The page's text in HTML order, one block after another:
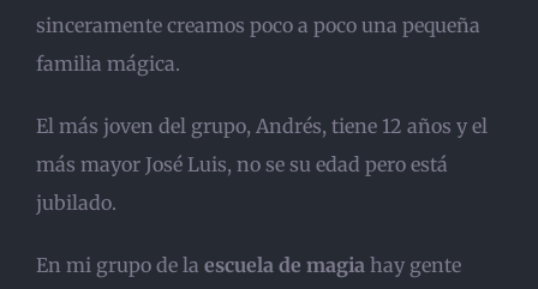
sinceramente creamos poco a poco una pequeña
familia mágica.
El más joven del grupo, Andrés, tiene 12 años y el
más mayor José Luis, no se su edad pero está
jubilado.
En mi grupo de la escuela de magia hay gente